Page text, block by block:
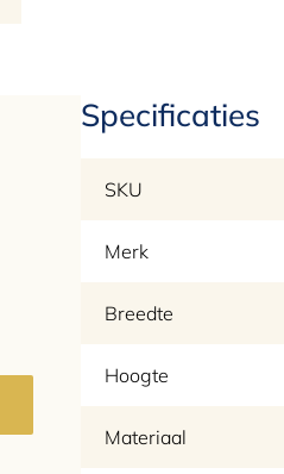
Specificaties
SKU
Merk
Breedte
Hoogte
Materiaal